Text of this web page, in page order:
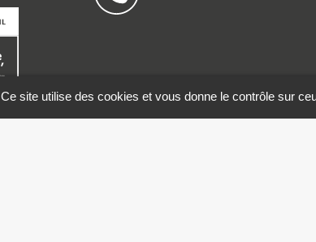
Ce site utilise des cookies et vous donne le contrôle sur